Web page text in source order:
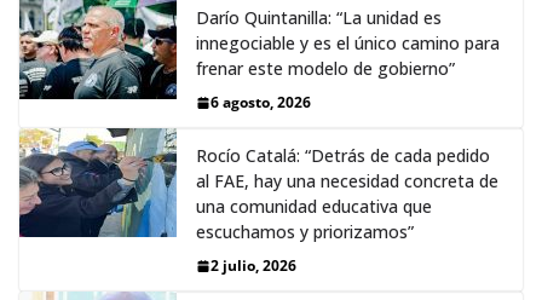
Darío Quintanilla: “La unidad es
innegociable y es el único camino para
frenar este modelo de gobierno”
6 agosto, 2026
Rocío Catalá: “Detrás de cada pedido
al FAE, hay una necesidad concreta de
una comunidad educativa que
escuchamos y priorizamos”
2 julio, 2026